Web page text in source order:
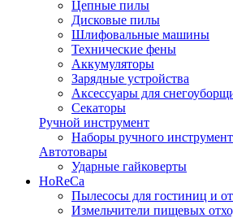
Цепные пилы
Дисковые пилы
Шлифовальные машины
Технические фены
Аккумуляторы
Зарядные устройства
Аксессуары для
Секаторы
Ручной инструмент
Наборы ручного
Автотовары
Ударные гайковерты
HoReCa
Пылесосы для гостиниц и
Измельчители пищевых